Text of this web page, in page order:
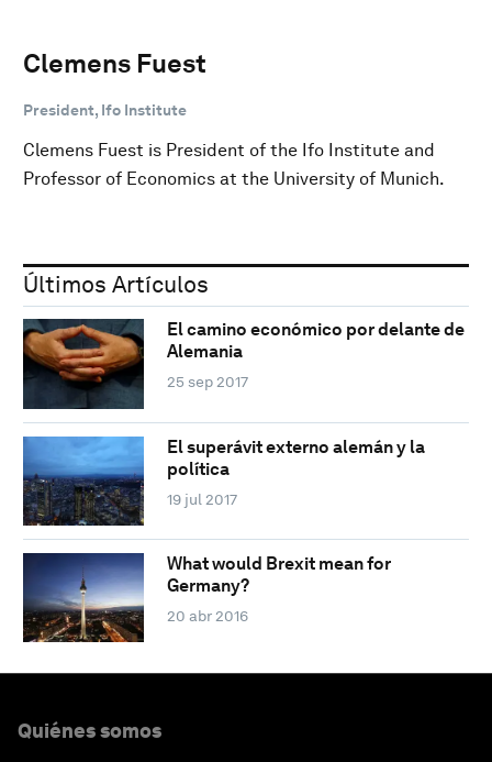
Clemens Fuest
President, Ifo Institute
Clemens Fuest is President of the Ifo Institute and
Professor of Economics at the University of Munich.
Últimos Artículos
El camino económico por delante de
Alemania
25 sep 2017
El superávit externo alemán y la
política
19 jul 2017
What would Brexit mean for
Germany?
20 abr 2016
Quiénes somos